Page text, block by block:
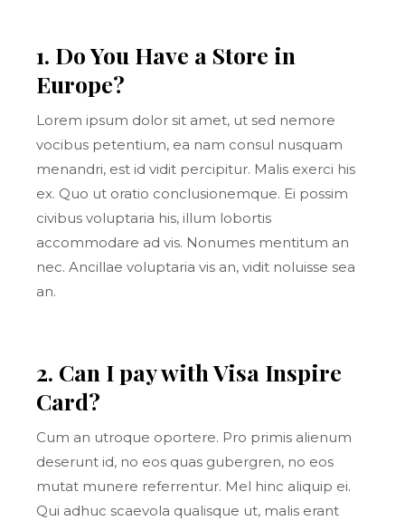
1. Do You Have a Store in
Europe?
Lorem ipsum dolor sit amet, ut sed nemore
vocibus petentium, ea nam consul nusquam
menandri, est id vidit percipitur. Malis exerci his
ex. Quo ut oratio conclusionemque. Ei possim
civibus voluptaria his, illum lobortis
accommodare ad vis. Nonumes mentitum an
nec. Ancillae voluptaria vis an, vidit noluisse sea
an.
2. Can I pay with Visa Inspire
Card?
Cum an utroque oportere. Pro primis alienum
deserunt id, no eos quas gubergren, no eos
mutat munere referrentur. Mel hinc aliquip ei.
Qui adhuc scaevola qualisque ut, malis erant